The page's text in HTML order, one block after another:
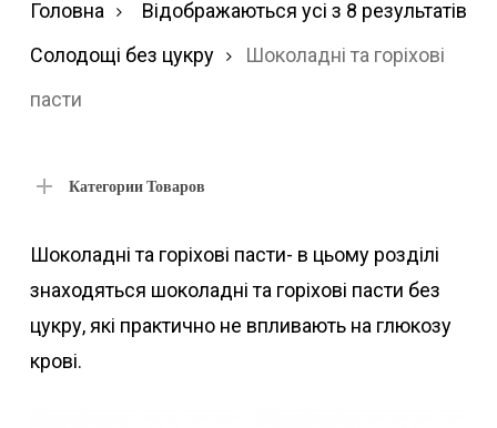
Відображаються усі з 8 результатів
Головна
Солодощі без цукру
Шоколадні та горіхові
пасти
Категории Товаров
Шоколадні та горіхові пасти- в цьому розділі
знаходяться шоколадні та горіхові пасти без
цукру, які практично не впливають на глюкозу
крові.